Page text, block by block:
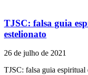
TJSC: falsa guia
estelionato
26 de julho de 2021
TJSC: falsa guia espiritual